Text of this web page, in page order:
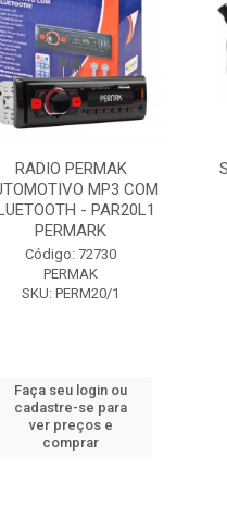
RADIO PERMAK
MP3 COM
- PAR20L1
PERMARK
Código: 72730
PERMAK
SKU: PERM20/1
Faça seu login ou
cadastre-se para
ver preços e
comprar